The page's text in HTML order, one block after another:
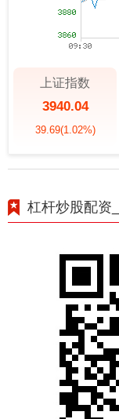
上证指数
3940.04
39.69(1.02%)
杠杆炒股配资